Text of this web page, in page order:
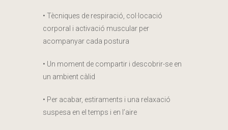
• Tècniques de respiració, col·locació
corporal i activació muscular per
acompanyar cada postura
• Un moment de compartir i descobrir-se en
un ambient càlid
• Per acabar, estiraments i una relaxació
suspesa en el temps i en l’aire